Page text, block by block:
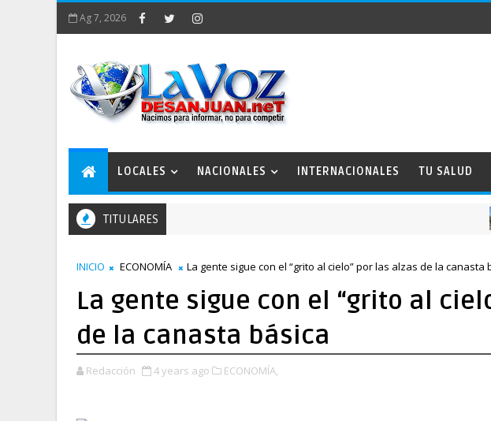
Ag 7, 2026
LOCALES NACIONALES INTERNACIONALES TU SALUD
TITULARES
INICIO ECONOMÍA La gente sigue con el “grito al cielo” por las alzas de la canasta
La gente sigue con el “grito al
de la canasta básica
Redacción 4 years ago ECONOMÍA,